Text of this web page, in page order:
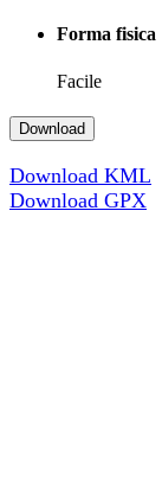
Forma fisica
Facile
Download
Download KML
Download GPX